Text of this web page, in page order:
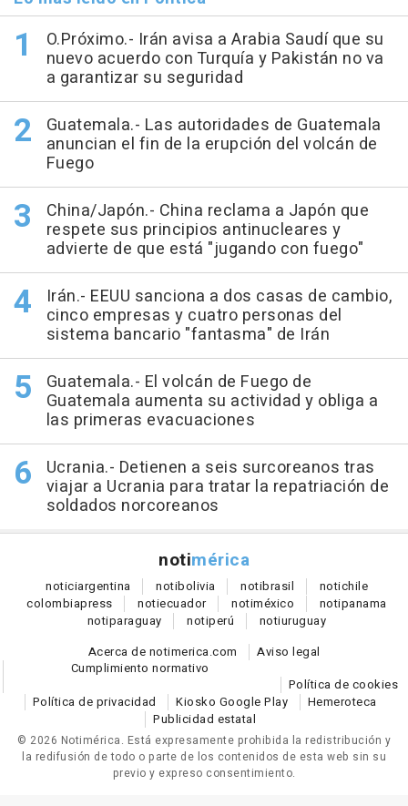
O.Próximo.- Irán avisa a Arabia Saudí que su
nuevo acuerdo con Turquía y Pakistán no va
a garantizar su seguridad
Guatemala.- Las autoridades de Guatemala
anuncian el fin de la erupción del volcán de
Fuego
China/Japón.- China reclama a Japón que
respete sus principios antinucleares y
advierte de que está "jugando con fuego"
Irán.- EEUU sanciona a dos casas de cambio,
cinco empresas y cuatro personas del
sistema bancario "fantasma" de Irán
Guatemala.- El volcán de Fuego de
Guatemala aumenta su actividad y obliga a
las primeras evacuaciones
Ucrania.- Detienen a seis surcoreanos tras
viajar a Ucrania para tratar la repatriación de
soldados norcoreanos
notimérica
noticiargentina notibolivia notibrasil notichile
colombiapress notiecuador notiméxico notipanama
notiparaguay notiperú notiuruguay
Acerca de notimerica.com
Aviso legal
Cumplimiento normativo
Política de cookies
Política de privacidad
Kiosko Google Play
Hemeroteca
Publicidad estatal
© 2026 Notimérica. Está expresamente prohibida la redistribución y
la redifusión de todo o parte de los contenidos de esta web sin su
previo y expreso consentimiento.